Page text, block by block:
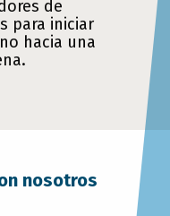
de
para iniciar
hacia una
nosotros